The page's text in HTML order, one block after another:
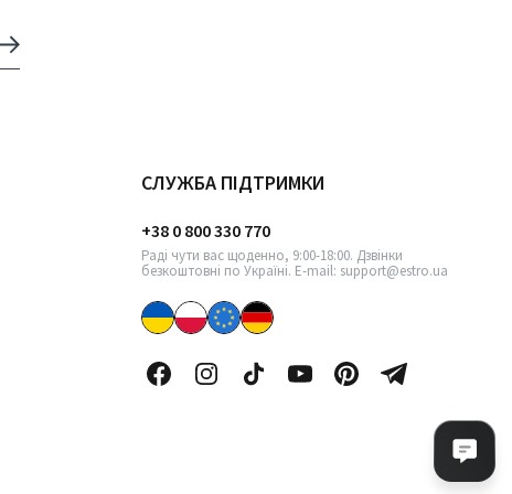
СЛУЖБА ПІДТРИМКИ
+38 0 800 330 770
Раді чути вас щоденно, 9:00-18:00. Дзвінки
безкоштовні по Україні. E-mail: support@estro.ua